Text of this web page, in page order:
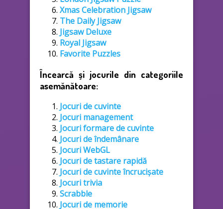
Xmas Celebration Jigsaw
The Daily Jigsaw
Jigsaw Deluxe
Royal Jigsaw
Favorite Puzzles
Încearcă și jocurile din categoriile
asemănătoare:
Jocuri de cuvinte
Jocuri management
Jocuri formare de cuvinte
Jocuri de îndemânare
Jocuri WebGL
Jocuri de tastare rapidă
Jocuri de cuvinte încrucișate
Jocuri trivia
Scrabble
Jocuri de memorie